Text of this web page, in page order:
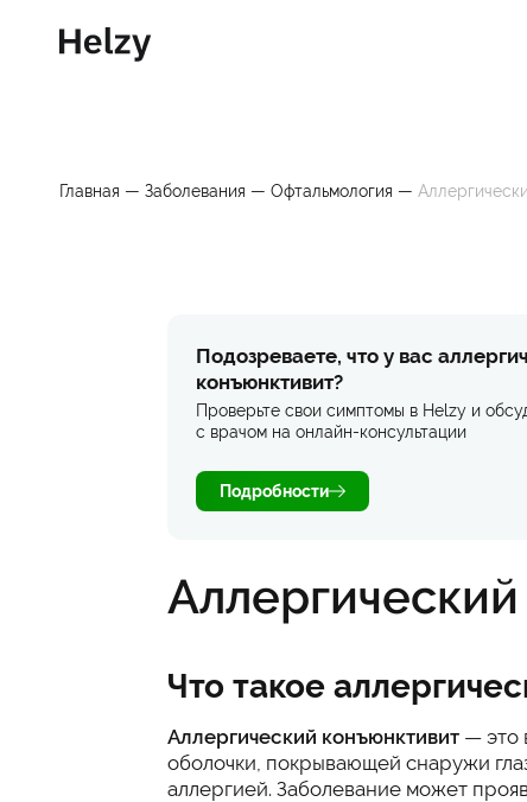
Главная — Заболевания — Офтальмология —
Подозреваете, что у вас
конъюнктивит?
Проверьте свои симптомы в Helzy и
с врачом на онлайн-консультации
Подробности
Что такое
Аллергический конъюнктивит — это
оболочки, покрывающей снаружи
аллергией. Заболевание может